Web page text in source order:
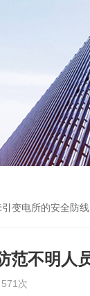
变电所的安全防
不明人
次